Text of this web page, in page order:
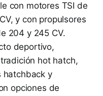
con motores TSI de
y con propulsores
204 y 245 CV.
deportivo,
hot hatch,
hatchback y
opciones de